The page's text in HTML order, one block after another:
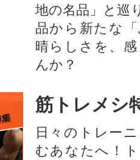
地の名品」と巡
品から新たな
晴らしさを、
んか？
筋トレメシ
日々のトレー
むあなたへ！